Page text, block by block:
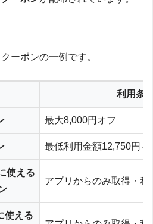
ーポンの一例です。
利用条
最大8,000円オフ
最低利用金額12,750円
使える
アプリからのみ取得・利
使える